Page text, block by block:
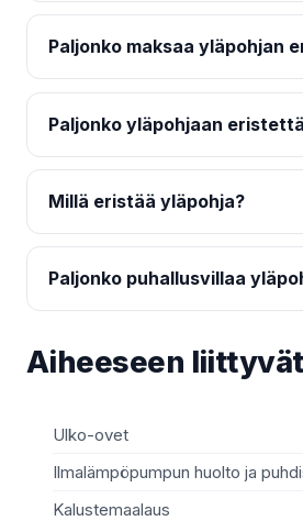
Paljonko maksaa yläpohjan
Paljonko yläpohjaan
Millä eristää yläpohja?
Paljonko puhallusvillaa
Aiheeseen
Ulko-ovet
Ilmalämpöpumpun huolto ja
Kalustemaalaus